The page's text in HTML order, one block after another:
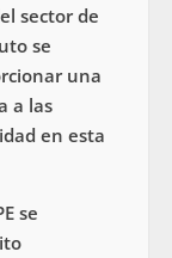
sector de
se
una
a las
en esta
se